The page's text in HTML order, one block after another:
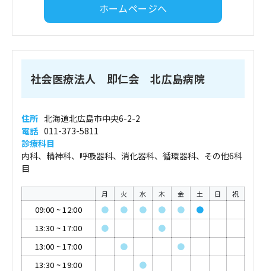
ホームページへ
社会医療法人 即仁会 北広島病院
住所 北海道北広島市中央6-2-2
電話 011-373-5811
診療科目
内科、精神科、呼吸器科、消化器科、循環器科、その他6科
目
月 火 水 木 金 土 日 祝
09:00 ~12:00 ● ● ● ● ●
●
13:30 ~17:00 ●
●
13:00 ~17:00 ●
●
13:30 ~19:00 ●